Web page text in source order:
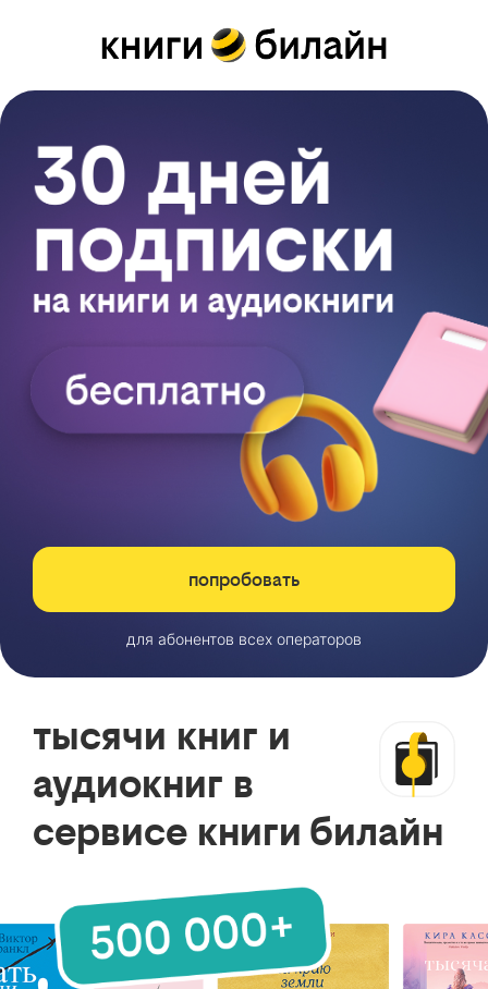
попробовать
для абонентов всех операторов
тысячи книг и
аудиокниг в
сервисе книги билайн